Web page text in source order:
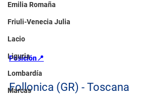
Emilia Romaña
Friuli-Venecia Julia
Lacio
Liguria
Lombardía
Marcas
Posición📍
Follonica (GR) - Toscana